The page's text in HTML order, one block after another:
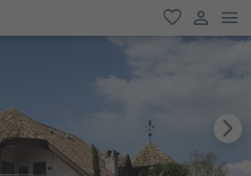
favoriti
user link